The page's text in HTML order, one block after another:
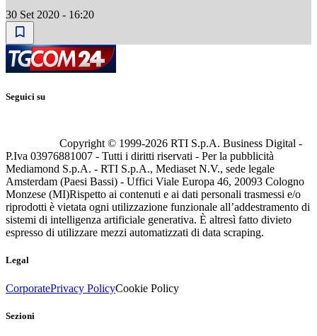
30 Set 2020 - 16:20
Seguici su
Copyright © 1999-2026 RTI S.p.A. Business Digital -
P.Iva 03976881007 - Tutti i diritti riservati - Per la pubblicità
Mediamond S.p.A. - RTI S.p.A., Mediaset N.V., sede legale
Amsterdam (Paesi Bassi) - Uffici Viale Europa 46, 20093 Cologno
Monzese (MI)Rispetto ai contenuti e ai dati personali trasmessi e/o
riprodotti è vietata ogni utilizzazione funzionale all’addestramento di
sistemi di intelligenza artificiale generativa. È altresì fatto divieto
espresso di utilizzare mezzi automatizzati di data scraping.
Legal
CorporatePrivacy PolicyCookie Policy
Sezioni